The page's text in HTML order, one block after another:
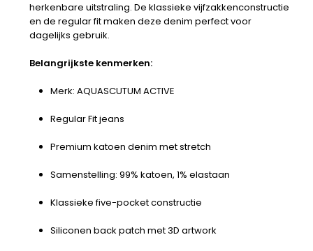
herkenbare uitstraling. De klassieke vijfzakkenconstructie
en de regular fit maken deze denim perfect voor
dagelijks gebruik.
Belangrijkste kenmerken:
Merk: AQUASCUTUM ACTIVE
Regular Fit jeans
Premium katoen denim met stretch
Samenstelling: 99% katoen, 1% elastaan
Klassieke five-pocket constructie
Siliconen back patch met 3D artwork